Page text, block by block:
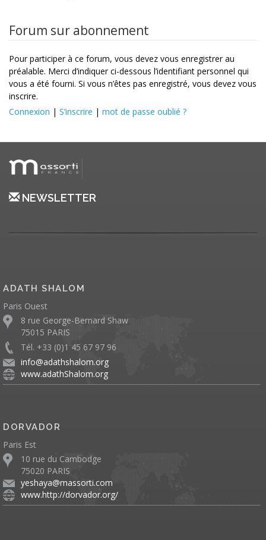
Forum sur abonnement
Pour participer à ce forum, vous devez vous enregistrer au
préalable. Merci d’indiquer ci-dessous l’identifiant personnel qui
vous a été fourni. Si vous n’êtes pas enregistré, vous devez vous
inscrire.
Connexion | S’inscrire | mot de passe oublié ?
NEWSLETTER
ADATH SHALOM
Paris Ouest
8 rue George-Bernard Shaw
75015 PARIS
Tél. +33 (0)1 45 67 97 96
info@adathshalom.org
www.adathShalom.org
DORVADOR
Paris Est
10 rue du Cambodge
75020 PARIS
yeshaya@massorti.com
www.http://dorvador.org/